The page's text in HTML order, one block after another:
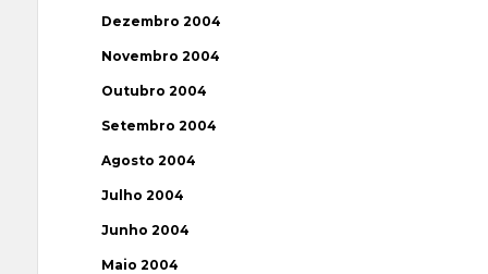
Dezembro 2004
Novembro 2004
Outubro 2004
Setembro 2004
Agosto 2004
Julho 2004
Junho 2004
Maio 2004